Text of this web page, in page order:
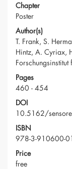
Chapter
Poster
Author(s)
T. Frank, S.
Hintz, A. Cyriax,
Pages
460 - 454
DOI
10.5162/
ISBN
978-3-910600-
Price
free